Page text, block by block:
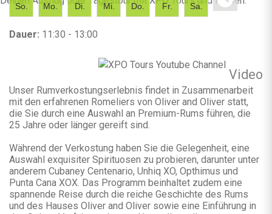
So. Mo. Di. Mi. Do. Fr. Sa.
Dauer: 11:30 - 13:00
Video
Unser Rumverkostungserlebnis findet in Zusammenarbeit
mit den erfahrenen Romeliers von Oliver and Oliver statt,
die Sie durch eine Auswahl an Premium-Rums führen, die
25 Jahre oder länger gereift sind.
Während der Verkostung haben Sie die Gelegenheit, eine
Auswahl exquisiter Spirituosen zu probieren, darunter unter
anderem Cubaney Centenario, Unhiq XO, Opthimus und
Punta Cana XOX. Das Programm beinhaltet zudem eine
spannende Reise durch die reiche Geschichte des Rums
und des Hauses Oliver and Oliver sowie eine Einführung in